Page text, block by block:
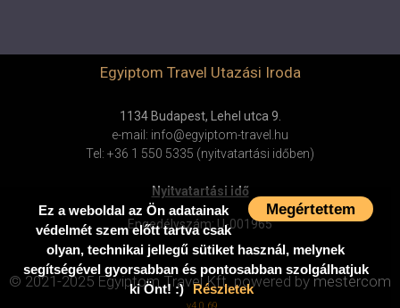
Egyiptom Travel Utazási Iroda
1134 Budapest, Lehel utca 9.
e-mail: info@egyiptom-travel.hu
Tel: +36 1 550 5335 (nyitvatartási időben)
Nyitvatartási idő
Engedélyszám: U-001965
© 2021-2025 Egyiptom Travel Kft. powered bymestercom
v4.0.69
Megértettem
Ez a weboldal az Ön adatainak
védelmét szem előtt tartva csak
olyan, technikai jellegű sütiket használ, melynek
segítségével gyorsabban és pontosabban szolgálhatjuk
ki Önt! :)
Részletek